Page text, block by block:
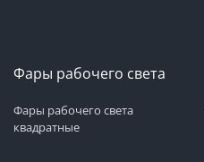
Фары рабочего света
Фары рабочего света
квадратные